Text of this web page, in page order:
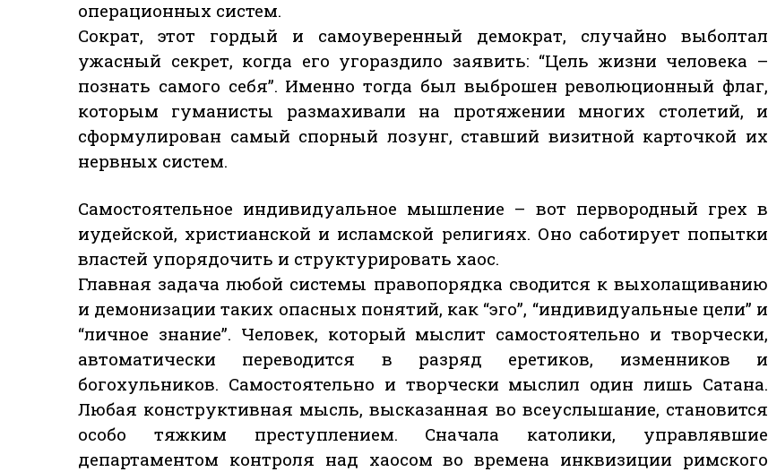
операционных систем.
Сократ, этот гордый и самоуверенный демократ, случайно выболтал
ужасный секрет, когда его угораздило заявить: “Цель жизни человека –
познать самого себя”. Именно тогда был выброшен революционный флаг,
которым гуманисты размахивали на протяжении многих столетий, и
сформулирован самый спорный лозунг, ставший визитной карточкой их
нервных систем.
Самостоятельное индивидуальное мышление – вот первородный грех в
иудейской, христианской и исламской религиях. Оно саботирует попытки
властей упорядочить и структурировать хаос.
Главная задача любой системы правопорядка сводится к выхолащиванию
и демонизации таких опасных понятий, как “эго”, “индивидуальные цели” и
“личное знание”. Человек, который мыслит самостоятельно и творчески,
автоматически переводится в разряд еретиков, изменников и
богохульников. Самостоятельно и творчески мыслил один лишь Сатана.
Любая конструктивная мысль, высказанная во всеуслышание, становится
особо тяжким преступлением. Сначала католики, управлявшие
департаментом контроля над хаосом во времена инквизиции римского